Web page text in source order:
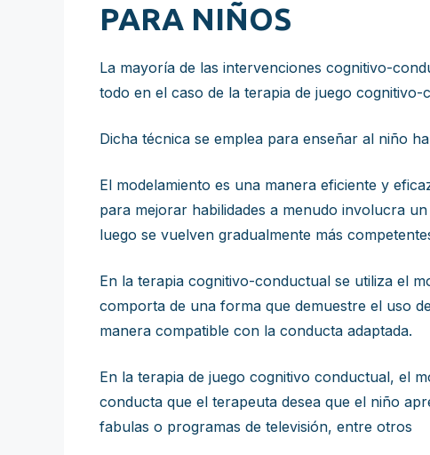
PARA NIÑOS
La mayoría de las intervenciones cognitivo-
todo en el caso de la terapia de juego
Dicha técnica se emplea para enseñar al niño
El modelamiento es una manera eficiente y
para mejorar habilidades a menudo involucra
luego se vuelven gradualmente más
En la terapia cognitivo-conductual se utiliza el
comporta de una forma que demuestre el uso
manera compatible con la conducta adaptada.
En la terapia de juego cognitivo conductual, el
conducta que el terapeuta desea que el niño
fabulas o programas de televisión, entre otros